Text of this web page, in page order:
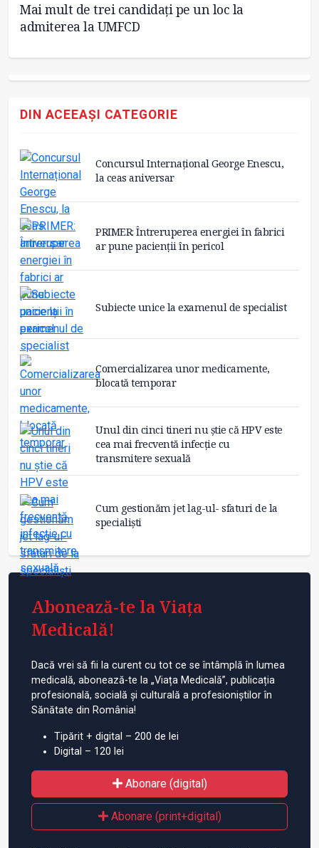
Mai mult de trei candidați pe un loc la
admiterea la UMFCD
DIN ACEEAȘI CATEGORIE
Concursul Internațional George Enescu,
la ceas aniversar
PRIMER: Întreruperea energiei în fabrici
ar pune pacienții în pericol
Subiecte unice la examenul de specialist
Comercializarea unor medicamente,
blocată temporar
Unul din cinci tineri nu știe că HPV este
cea mai frecventă infecție cu
transmitere sexuală
Cum gestionăm jet lag-ul- sfaturi de la
specialiști
Abonează-te la Viața
Medicală!
Dacă vrei să fii la curent cu tot ce se întâmplă în lumea
medicală, abonează-te la „Viața Medicală”, publicația
profesională, socială și culturală a profesioniștilor în
Sănătate din România!
Tipărit + digital – 200 de lei
Digital – 120 lei
Abonare (digital)
Abonare (print+digital)